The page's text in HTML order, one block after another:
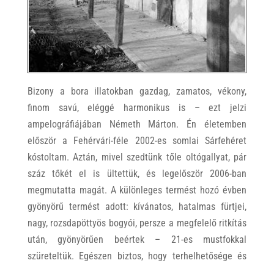
Bizony a bora illatokban gazdag, zamatos, vékony,
finom savú, eléggé harmonikus is – ezt jelzi
ampelográfiájában Németh Márton. Én életemben
először a Fehérvári-féle 2002-es somlai Sárfehéret
kóstoltam. Aztán, mivel szedtünk tőle oltógallyat, pár
száz tőkét el is ültettük, és legelőször 2006-ban
megmutatta magát. A különleges termést hozó évben
gyönyörű termést adott: kívánatos, hatalmas fürtjei,
nagy, rozsdapöttyös bogyói, persze a megfelelő ritkítás
után, gyönyörűen beértek – 21-es mustfokkal
szüreteltük. Egészen biztos, hogy terhelhetősége és